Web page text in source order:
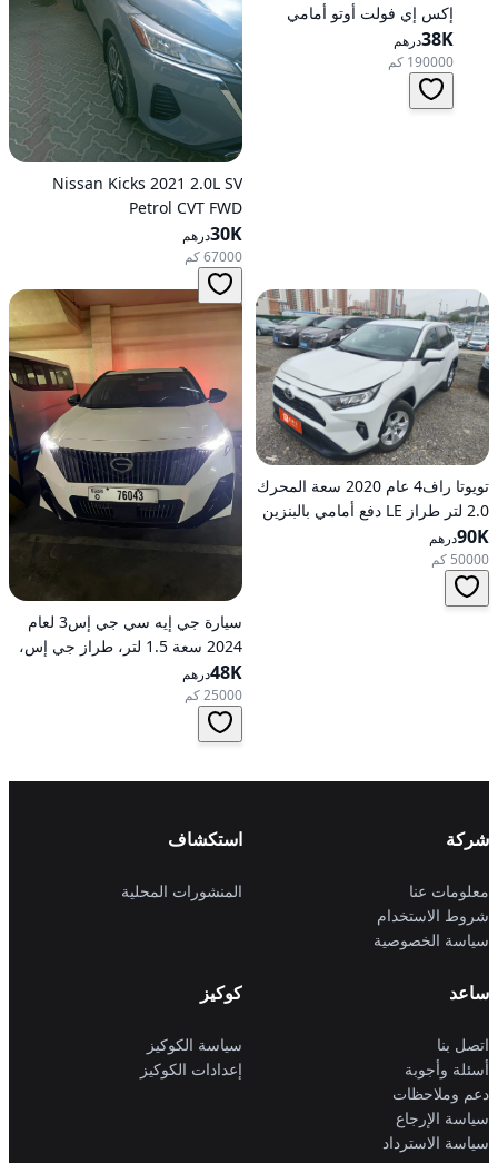
إكس إي فولت أوتو أمامي
الدفع
38Kدرهم
190000 كم
Nissan Kicks 2021 2.0L SV
Petrol CVT FWD
30Kدرهم
67000 كم
تويوتا راف4 عام 2020 سعة المحرك
2.0 لتر طراز LE دفع أمامي بالبنزين
أوتوماتيكي
90Kدرهم
50000 كم
سيارة جي إيه سي جي إس3 لعام
2024 سعة 1.5 لتر، طراز جي إس،
تعمل بالبنزين، ناقل حركة
أوتوماتيكي، دفع أمامي
48Kدرهم
25000 كم
شركة
معلومات عنا
شروط الاستخدام
سياسة الخصوصية
استكشاف
المنشورات المحلية
ساعد
اتصل بنا
أسئلة وأجوبة
دعم وملاحظات
سياسة الإرجاع
سياسة الاسترداد
كوكيز
سياسة الكوكيز
إعدادات الكوكيز